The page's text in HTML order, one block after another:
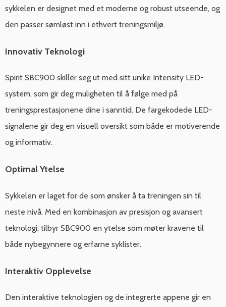
sykkelen er designet med et moderne og robust utseende, og
den passer sømløst inn i ethvert treningsmiljø.
Innovativ Teknologi
Spirit SBC900 skiller seg ut med sitt unike Intensity LED-
system, som gir deg muligheten til å følge med på
treningsprestasjonene dine i sanntid. De fargekodede LED-
signalene gir deg en visuell oversikt som både er motiverende
og informativ.
Optimal Ytelse
Sykkelen er laget for de som ønsker å ta treningen sin til
neste nivå. Med en kombinasjon av presisjon og avansert
teknologi, tilbyr SBC900 en ytelse som møter kravene til
både nybegynnere og erfarne syklister.
Interaktiv Opplevelse
Den interaktive teknologien og de integrerte appene gir en